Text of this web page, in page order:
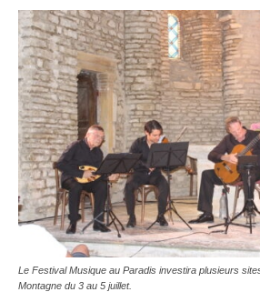
Le Festival Musique au Paradis investira plusieurs
Montagne du 3 au 5 juillet.